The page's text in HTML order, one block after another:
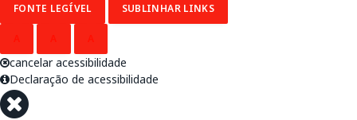
FONTE LEGÍVEL SUBLINHAR LINKS
cancelar acessibilidade
Declaração de acessibilidade